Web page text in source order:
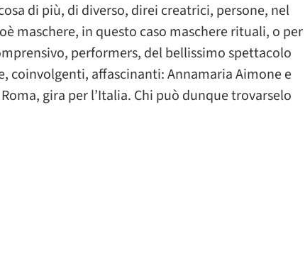
di più, di diverso, direi creatrici, persone, nel
maschere, in questo caso maschere rituali, o per
performers, del bellissimo spettacolo
coinvolgenti, affascinanti: Annamaria Aimone e
gira per l’Italia. Chi può dunque trovarselo